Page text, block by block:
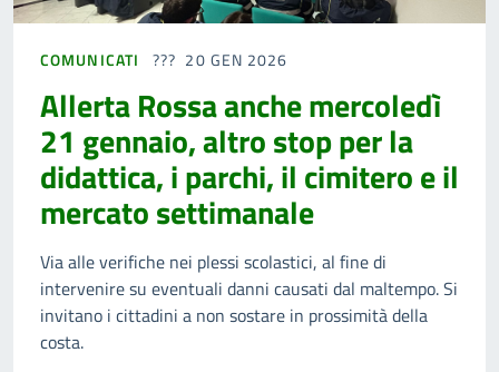
COMUNICATI 20 GEN 2026
Allerta Rossa anche mercoledì
21 gennaio, altro stop per la
didattica, i parchi, il cimitero e il
mercato settimanale
Via alle verifiche nei plessi scolastici, al fine di
intervenire su eventuali danni causati dal maltempo. Si
invitano i cittadini a non sostare in prossimità della
costa.